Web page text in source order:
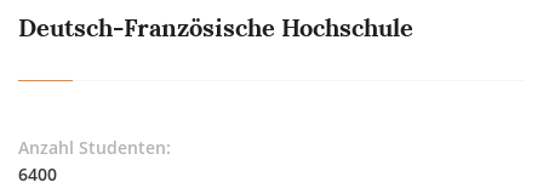
Deutsch-Französische Hochschule
Anzahl Studenten:
6400